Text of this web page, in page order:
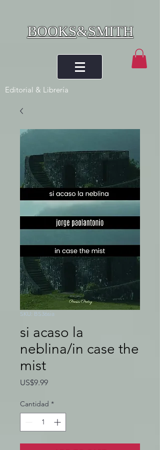
BOOKS&SMITH
Editorial & Librería
SKU: BS36sia
si acaso la
neblina/in case the
mist
US$9.99Precio
Cantidad *